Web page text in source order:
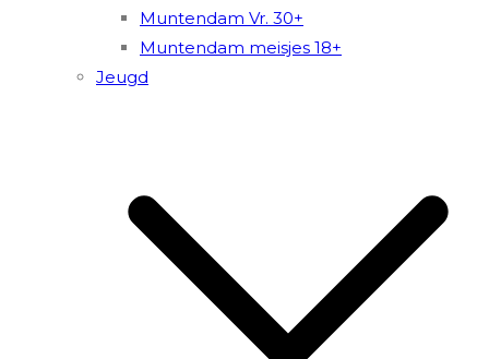
Muntendam Vr. 30+
Muntendam meisjes 18+
Jeugd